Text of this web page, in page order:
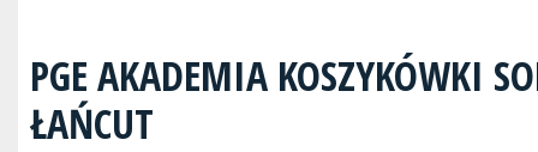
PGE AKADEMIA KOSZYKÓWKI
ŁAŃCUT